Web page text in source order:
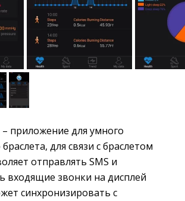
– приложение для умного
для связи с браслетом
отправлять SMS и
входящие звонки на дисплей
синхронизировать с